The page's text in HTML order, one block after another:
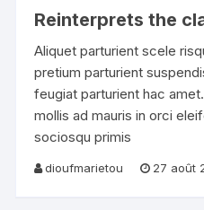
Reinterprets the
Aliquet parturient scele
pretium parturient
feugiat parturient hac
mollis ad mauris in orci
sociosqu primis
dioufmarietou 27 août